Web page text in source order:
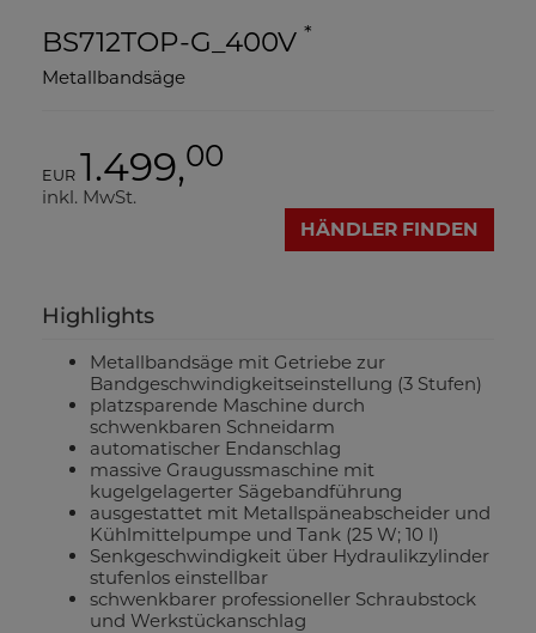
BS712TOP-G_400V *
Metallbandsäge
EUR 1.499,00
inkl. MwSt.
HÄNDLER FINDEN
Highlights
Metallbandsäge mit Getriebe zur
Bandgeschwindigkeitseinstellung (3 Stufen)
platzsparende Maschine durch
schwenkbaren Schneidarm
automatischer Endanschlag
massive Graugussmaschine mit
kugelgelagerter Sägebandführung
ausgestattet mit Metallspäneabscheider und
Kühlmittelpumpe und Tank (25 W; 10 l)
Senkgeschwindigkeit über Hydraulikzylinder
stufenlos einstellbar
schwenkbarer professioneller Schraubstock
und Werkstückanschlag